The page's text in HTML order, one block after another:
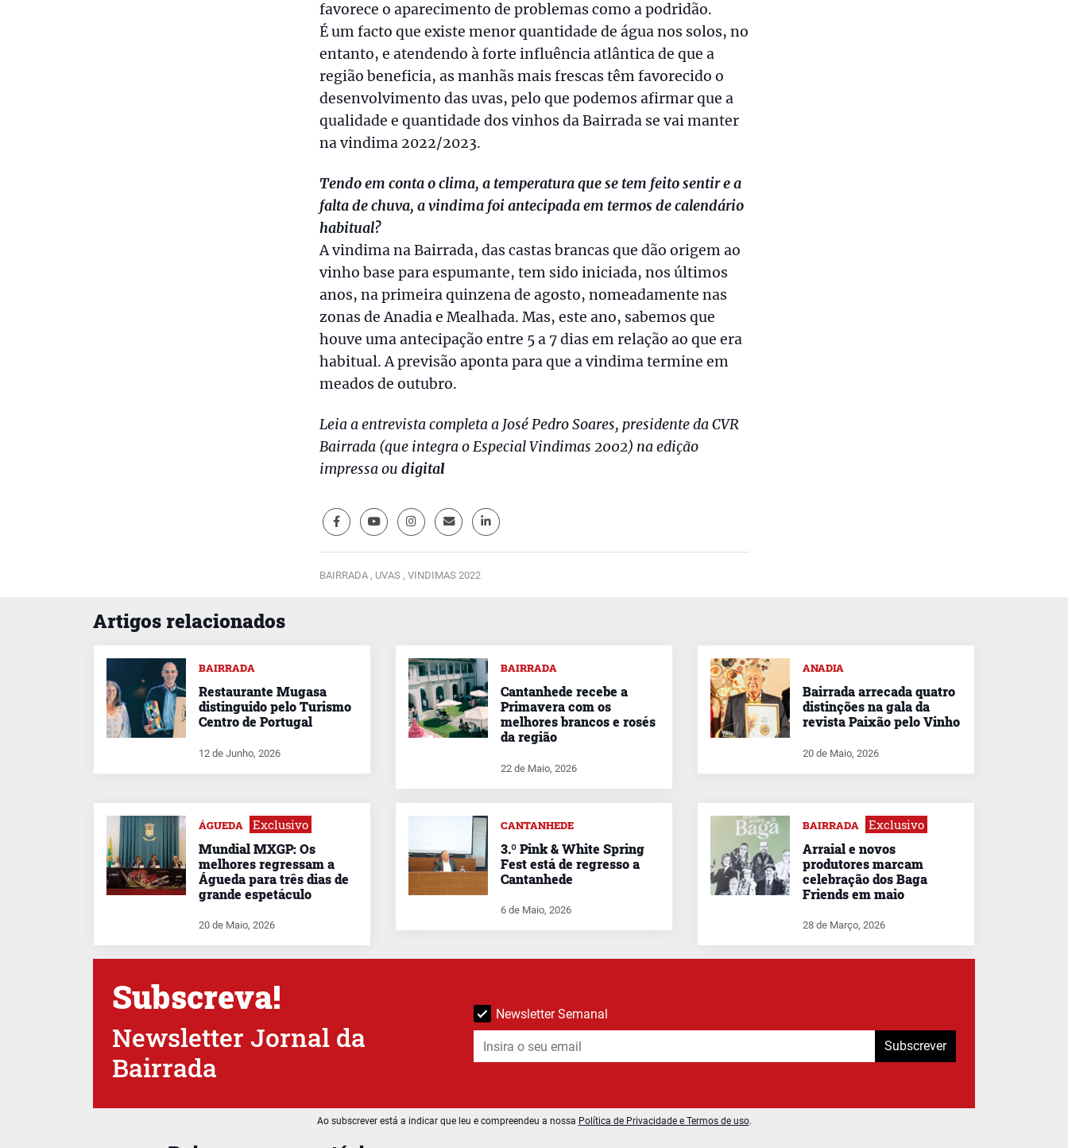
favorece o aparecimento de problemas como a podridão.
É um facto que existe menor quantidade de água nos solos, no
entanto, e atendendo à forte influência atlântica de que a
região beneficia, as manhãs mais frescas têm favorecido o
desenvolvimento das uvas, pelo que podemos afirmar que a
qualidade e quantidade dos vinhos da Bairrada se vai manter
na vindima 2022/2023.
Tendo em conta o clima, a temperatura que se tem feito sentir e a
falta de chuva, a vindima foi antecipada em termos de calendário
habitual?
A vindima na Bairrada, das castas brancas que dão origem ao
vinho base para espumante, tem sido iniciada, nos últimos
anos, na primeira quinzena de agosto, nomeadamente nas
zonas de Anadia e Mealhada. Mas, este ano, sabemos que
houve uma antecipação entre 5 a 7 dias em relação ao que era
habitual. A previsão aponta para que a vindima termine em
meados de outubro.
Leia a entrevista completa a José Pedro Soares, presidente da CVR
Bairrada (que integra o Especial Vindimas 2002) na edição
impressa ou digital
BAIRRADA , UVAS , VINDIMAS 2022
Artigos relacionados
BAIRRADA
Restaurante Mugasa
distinguido pelo Turismo
Centro de Portugal
12 de Junho, 2026
BAIRRADA
Cantanhede recebe a
Primavera com os
melhores brancos e rosés
da região
22 de Maio, 2026
ANADIA
Bairrada arrecada quatro
distinções na gala da
revista Paixão pelo Vinho
20 de Maio, 2026
ÁGUEDA Exclusivo
Mundial MXGP: Os
melhores regressam a
Águeda para três dias de
grande espetáculo
20 de Maio, 2026
CANTANHEDE
3.º Pink & White Spring
Fest está de regresso a
Cantanhede
6 de Maio, 2026
BAIRRADA Exclusivo
Arraial e novos
produtores marcam
celebração dos Baga
Friends em maio
28 de Março, 2026
Subscreva!
Newsletter Jornal da
Bairrada
Newsletter Semanal
Subscrever
Ao subscrever está a indicar que leu e compreendeu a nossa Política de Privacidade e Termos de uso.